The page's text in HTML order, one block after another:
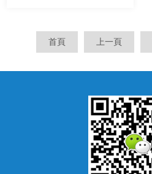
首頁 上一頁